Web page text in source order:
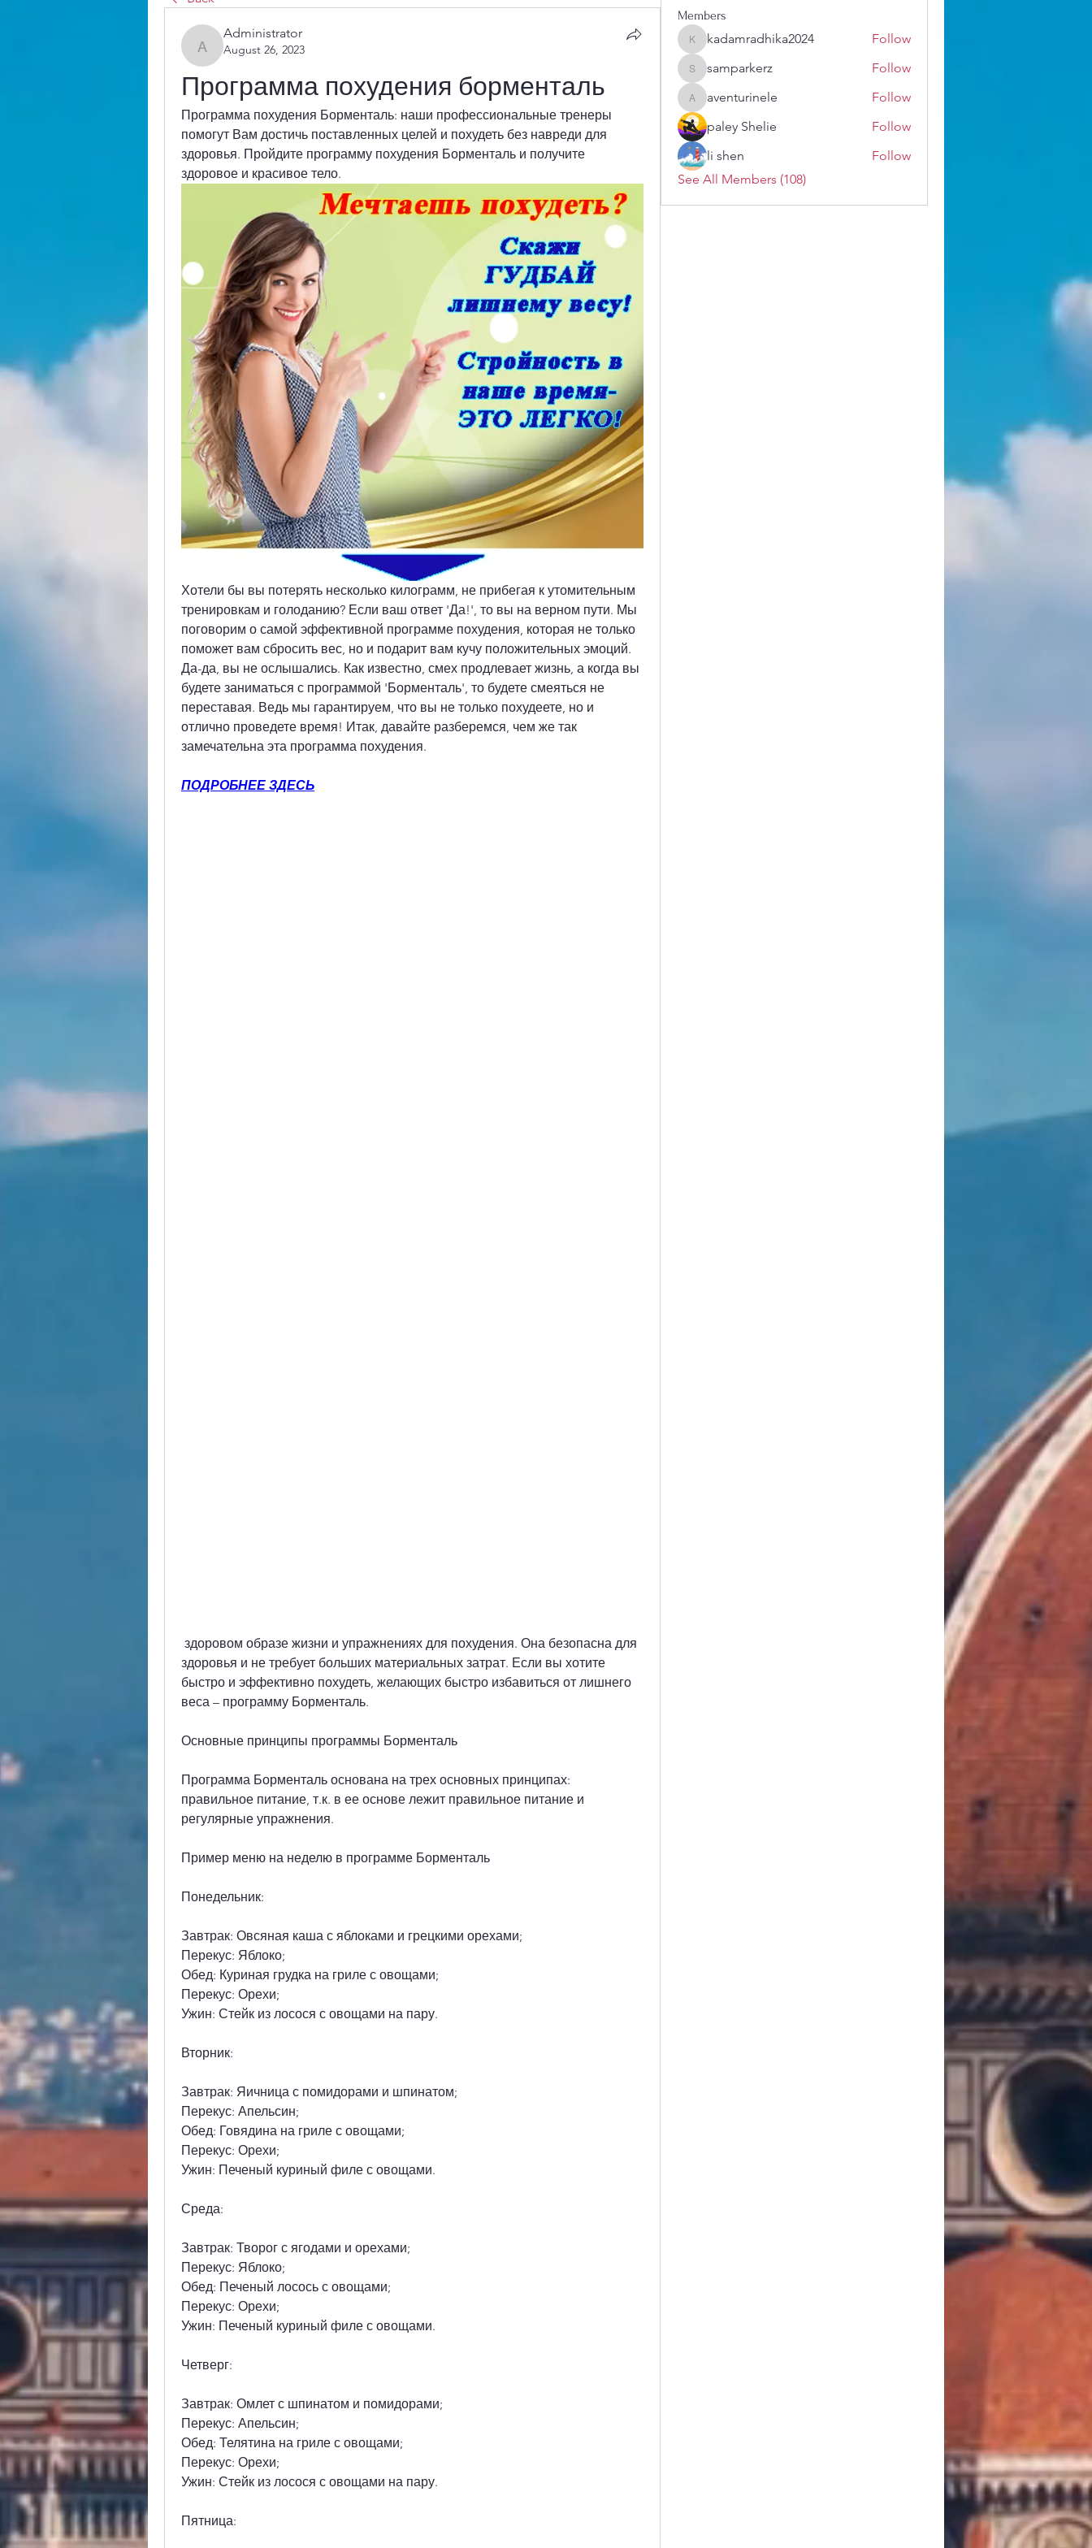
Administrator
Administrator
August 26, 2023
Программа похудения борменталь
Программа похудения Борменталь: наши профессиональные тренеры
помогут Вам достичь поставленных целей и похудеть без навреди для
здоровья. Пройдите программу похудения Борменталь и получите
здоровое и красивое тело.
Хотели бы вы потерять несколько килограмм, не прибегая к утомительным
тренировкам и голоданию? Если ваш ответ 'Да!', то вы на верном пути. Мы
поговорим о самой эффективной программе похудения, которая не только
поможет вам сбросить вес, но и подарит вам кучу положительных эмоций.
Да-да, вы не ослышались. Как известно, смех продлевает жизнь, а когда вы
будете заниматься с программой 'Борменталь', то будете смеяться не
переставая. Ведь мы гарантируем, что вы не только похудеете, но и
отлично проведете время! Итак, давайте разберемся, чем же так
замечательна эта программа похудения.
ПОДРОБНЕЕ ЗДЕСЬ
здоровья и не требует больших материальных затрат. Если вы хотите
быстро и эффективно похудеть, желающих быстро избавиться от лишнего
веса – программу Борменталь.
Основные принципы программы Борменталь
Программа Борменталь основана на трех основных принципах:
правильное питание, т.к. в ее основе лежит правильное питание и
регулярные упражнения.
Пример меню на неделю в программе Борменталь
Понедельник:
Завтрак: Овсяная каша с яблоками и грецкими орехами;
Перекус: Яблоко;
Обед: Куриная грудка на гриле с овощами;
Перекус: Орехи;
Ужин: Стейк из лосося с овощами на пару.
Вторник:
Завтрак: Яичница с помидорами и шпинатом;
Перекус: Апельсин;
Обед: Говядина на гриле с овощами;
Перекус: Орехи;
Ужин: Печеный куриный филе с овощами.
Среда:
Завтрак: Творог с ягодами и орехами;
Перекус: Яблоко;
Обед: Печеный лосось с овощами;
Перекус: Орехи;
Ужин: Печеный куриный филе с овощами.
Четверг:
Завтрак: Омлет с шпинатом и помидорами;
Перекус: Апельсин;
Обед: Телятина на гриле с овощами;
Перекус: Орехи;
Ужин: Стейк из лосося с овощами на пару.
Пятница:
Members
kadamradhika2024
kadamradhika2024 Follow
samparkerz
samparkerz Follow
aventurinele
aventurinele
Follow
paley Shelie
Follow
li shen
Follow
See All Members (108)